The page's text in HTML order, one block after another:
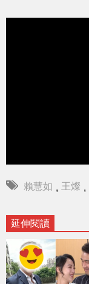
賴慧如 , 王燦 ,
延伸閱讀